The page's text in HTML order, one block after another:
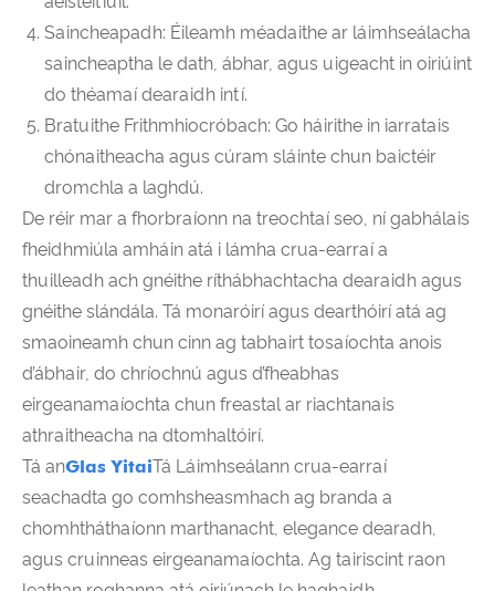
Saincheapadh: Éileamh méadaithe ar láimhseálacha
saincheaptha le dath, ábhar, agus uigeacht in oiriúint
do théamaí dearaidh intí.
Bratuithe Frithmhiocróbach: Go háirithe in iarratais
chónaitheacha agus cúram sláinte chun baictéir
dromchla a laghdú.
De réir mar a fhorbraíonn na treochtaí seo, ní gabhálais
fheidhmiúla amháin atá i lámha crua-earraí a
thuilleadh ach gnéithe ríthábhachtacha dearaidh agus
gnéithe slándála. Tá monaróirí agus dearthóirí atá ag
smaoineamh chun cinn ag tabhairt tosaíochta anois
d’ábhair, do chríochnú agus d’fheabhas
eirgeanamaíochta chun freastal ar riachtanais
athraitheacha na dtomhaltóirí.
Tá anGlas YitaiTá Láimhseálann crua-earraí
seachadta go comhsheasmhach ag branda a
chomhtháthaíonn marthanacht, elegance dearadh,
agus cruinneas eirgeanamaíochta. Ag tairiscint raon